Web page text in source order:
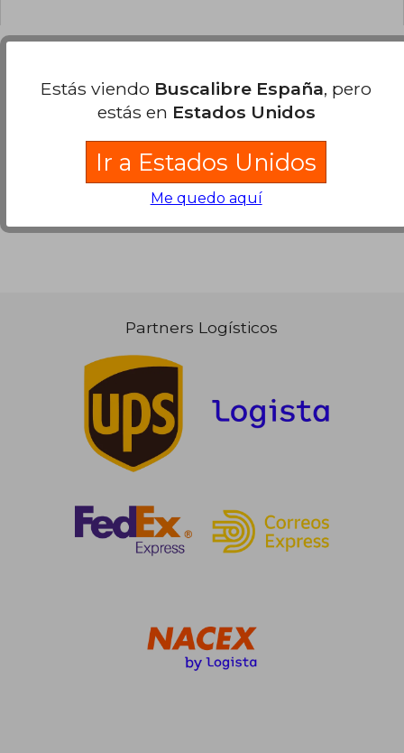
Opiniones sobre Buscalibre
Ver más opiniones de clientes
Partners Logísticos
Estás viendo Buscalibre España, pero
estás en Estados Unidos
Ir a Estados Unidos
Me quedo aquí